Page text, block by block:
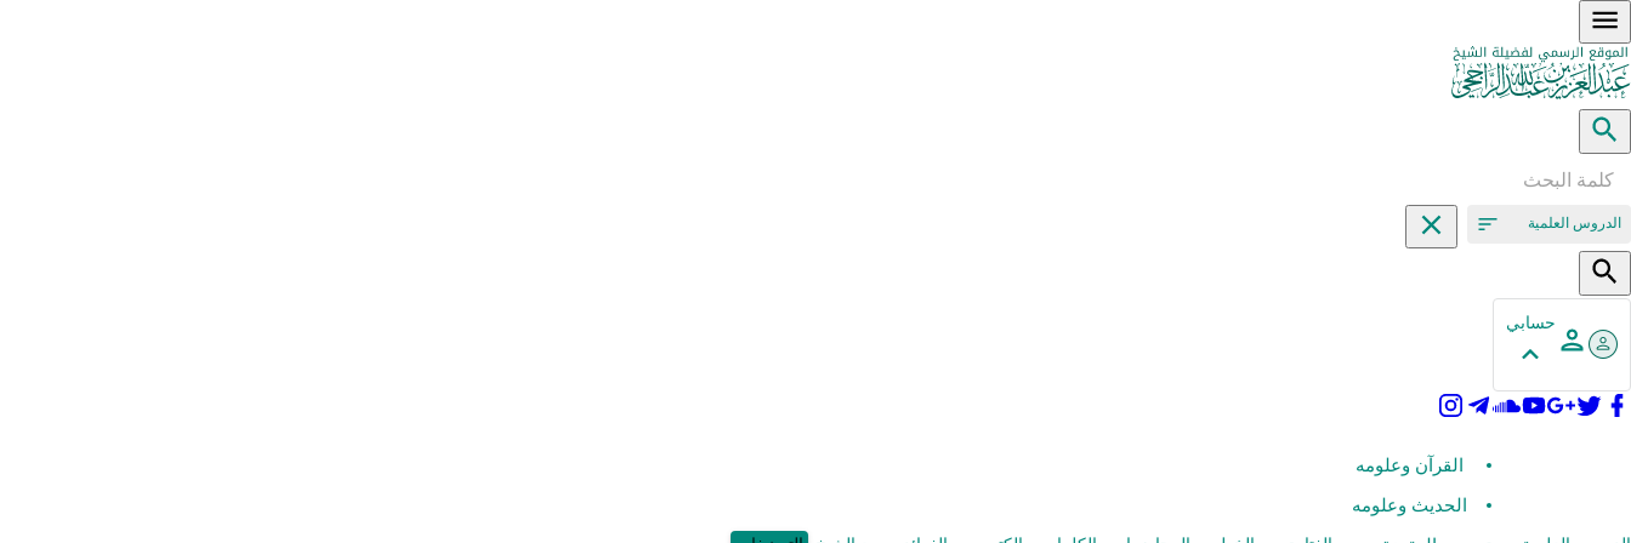
الدروس العلمية
حسابي
القرآن وعلومه
الحديث وعلومه